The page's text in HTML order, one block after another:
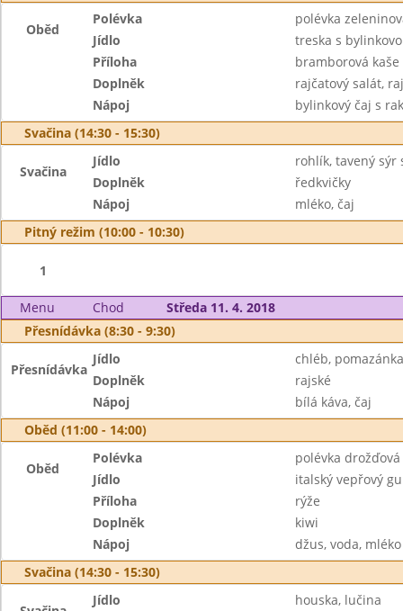
Oběd
Polévka
polévka
Jídlo
treska s
Příloha
bramborová kaše
Doplněk
rajčatový salát,
Nápoj
bylinkový čaj s
Svačina (14:30 - 15:30)
Svačina
Jídlo
rohlík, tavený sýr
Doplněk
ředkvičky
Nápoj
mléko, čaj
Pitný režim (10:00 - 10:30)
1
Menu Chod
Středa 11. 4. 2018
Přesnídávka (8:30 - 9:30)
Přesnídávka
Jídlo
chléb,
Doplněk
rajské
Nápoj
bílá káva, čaj
Oběd (11:00 - 14:00)
Oběd
Polévka
polévka drožďová
Jídlo
italský vepřový
Příloha
rýže
Doplněk
kiwi
Nápoj
džus, voda, mléko
Svačina (14:30 - 15:30)
Jídlo houska, lučina